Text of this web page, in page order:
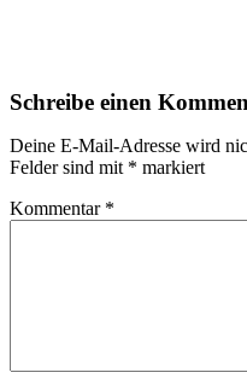
Schreibe einen
Deine E-Mail-Adresse wird
Felder sind mit * markiert
Kommentar *